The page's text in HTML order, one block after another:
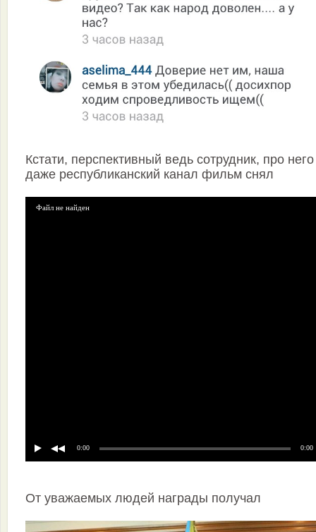
Кстати, перспективный ведь сотрудник, про него
даже республиканский канал фильм снял
Файл не найден
0:00 0:00
От уважаемых людей награды получал